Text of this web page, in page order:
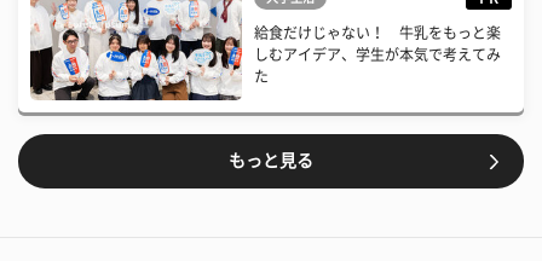
給食だけじゃない！ 牛乳をもっと楽
しむアイデア、学生が本気で考えてみ
た
もっと見る